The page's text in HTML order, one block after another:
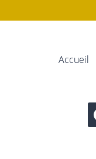
Accueil